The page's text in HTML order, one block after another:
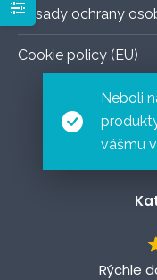
Neboli
vášmu
Zásady ochrany
Cookie policy (EU)
Rýchle